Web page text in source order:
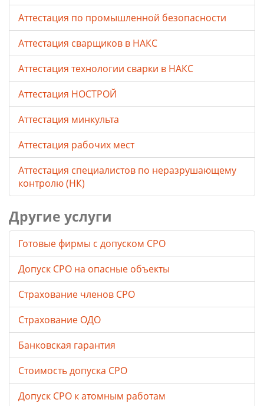
Аттестация по промышленной безопасности
Аттестация сварщиков в НАКС
Аттестация технологии сварки в НАКС
Аттестация НОСТРОЙ
Аттестация минкульта
Аттестация рабочих мест
Аттестация специалистов по неразрушающему
контролю (НК)
Другие услуги
Готовые фирмы с допуском СРО
Допуск СРО на опасные объекты
Страхование членов СРО
Страхование ОДО
Банковская гарантия
Стоимость допуска СРО
Допуск СРО к атомным работам